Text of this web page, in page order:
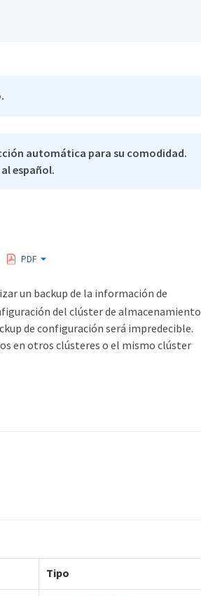
automática para su comodidad.
español.
PDF
un backup de la información de
del clúster de almacenamiento
de configuración será impredecible.
en otros clústeres o el mismo clúster
Tipo